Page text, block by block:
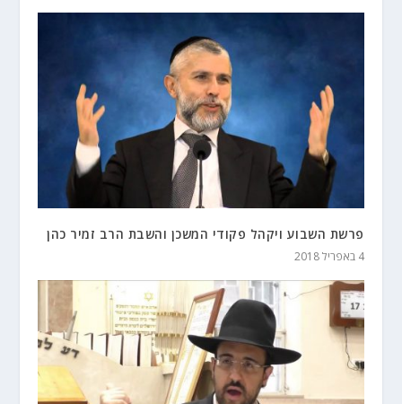
פרשת השבוע ויקהל פקודי המשכן והשבת הרב זמיר כהן
4 באפריל 2018